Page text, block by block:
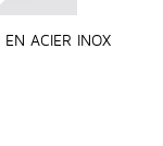
EN ACIER INOX